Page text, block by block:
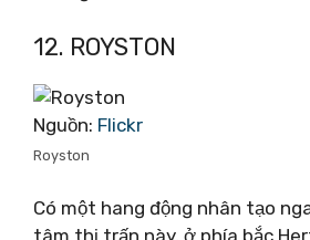
12. ROYSTON
Nguồn: Flickr
Royston
Có một hang động nhân tạo
tâm thị trấn này, ở phía bắc